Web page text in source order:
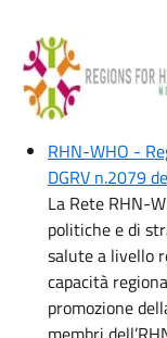
Immagine:
RHN-WHO -
DGRV n.2079
La Rete RHN-
politiche e di
salute a livello
capacità
promozione